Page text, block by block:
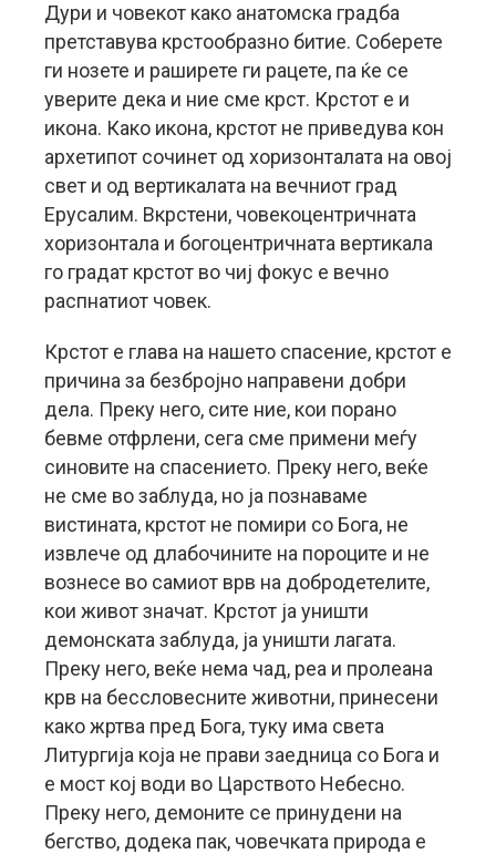
Дури и човекот како анатомска градба
претставува крстообразно битие. Соберете
ги нозете и раширете ги рацете, па ќе се
уверите дека и ние сме крст. Крстот е и
икона. Како икона, крстот не приведува кон
архетипот сочинет од хоризонталата на овој
свет и од вертикалата на вечниот град
Ерусалим. Вкрстени, човекоцентричната
хоризонтала и богоцентричната вертикала
го градат крстот во чиј фокус е вечно
распнатиот човек.
Крстот е глава на нашето спасение, крстот е
причина за безбројно направени добри
дела. Преку него, сите ние, кои порано
бевме отфрлени, сега сме примени меѓу
синовите на спасението. Преку него, веќе
не сме во заблуда, но ја познаваме
вистината, крстот не помири со Бога, не
извлече од длабочините на пороците и не
вознесе во самиот врв на добродетелите,
кои живот значат. Крстот ја уништи
демонската заблуда, ја уништи лагата.
Преку него, веќе нема чад, реа и пролеана
крв на бессловесните животни, принесени
како жртва пред Бога, туку има света
Литургија која не прави заедница со Бога и
е мост кој води во Царството Небесно.
Преку него, демоните се принудени на
бегство, додека пак, човечката природа е